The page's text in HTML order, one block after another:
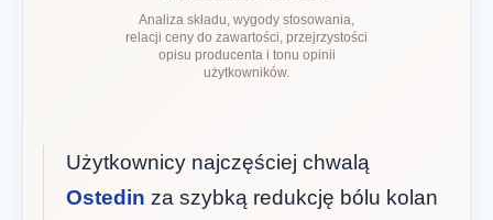
Analiza składu, wygody stosowania,
relacji ceny do zawartości, przejrzystości
opisu producenta i tonu opinii
użytkowników.
Użytkownicy najczęściej chwalą
Ostedin za szybką redukcję bólu kolan